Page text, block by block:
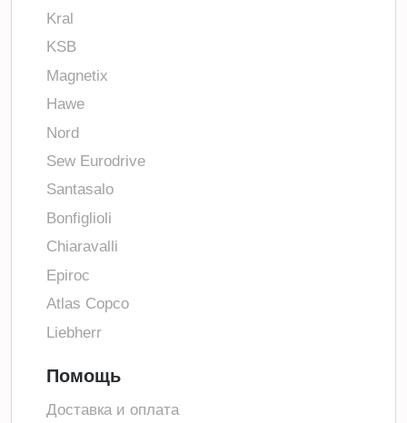
Kral
KSB
Magnetix
Hawe
Nord
Sew Eurodrive
Santasalo
Bonfiglioli
Chiaravalli
Epiroc
Atlas Copco
Liebherr
Помощь
Доставка и оплата